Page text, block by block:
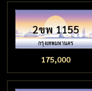
2ขพ 1155
175,000